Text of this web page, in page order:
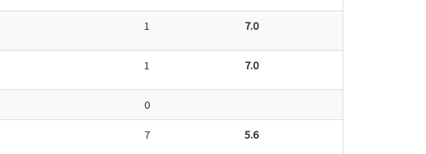
1 7.0
1 7.0
0
7 5.6